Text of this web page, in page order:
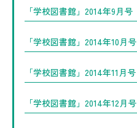
「学校図書館」2014年9月号
「学校図書館」2014年10月号
「学校図書館」2014年11月号
「学校図書館」2014年12月号